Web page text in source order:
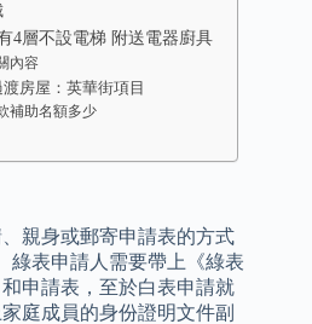
4層不設電梯 附送電器廚具
內容
房屋：英華街項目
補助名額多少
親身或郵寄申請表的方式
綠表申請人需要帶上《綠表
申請表，至於白表申請就
庭成員的身份證明文件副